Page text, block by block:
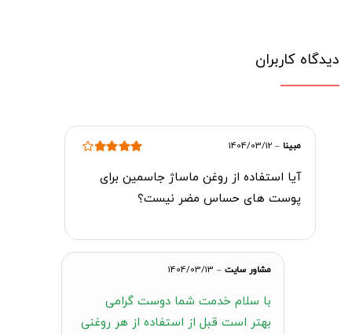
دیدگاه کاربران
مبینا –
1404/03/12
آیا استفاده از روغن ماساژ جاسمین برای
پوست های حساس مضر نیست؟
مشاور سایت –
1404/03/13
با سلام خدمت شما دوست گرامی
بهتر است قبل از استفاده از هر روغنی